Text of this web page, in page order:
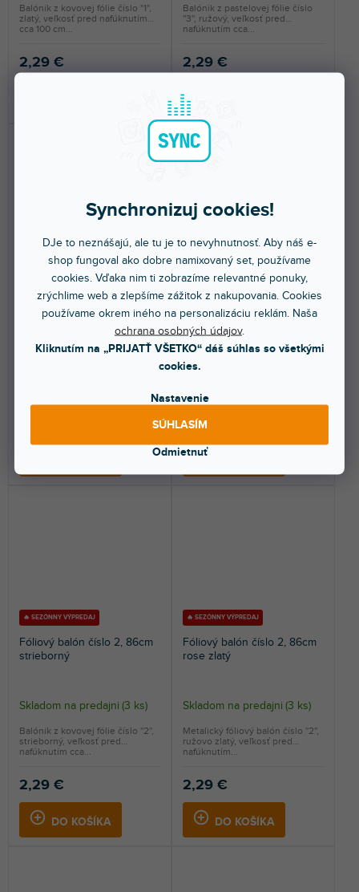
Synchronizuj cookies!
DJe to neznášajú, ale tu je to nevyhnutnosť. Aby náš e-
shop fungoval ako dobre namixovaný set, používame
cookies. Vďaka nim ti zobrazíme relevantné ponuky,
zrýchlime web a zlepšíme zážitok z nakupovania. Cookies
používame okrem iného na personalizáciu reklám. Naša
ochrana osobných údajov.
Kliknutím na „PRIJATŤ VŠETKO“ dáš súhlas so všetkými
cookies.
Nastavenie
Odmietnuť
SÚHLASÍM
2,29 €
Balónik z kovovej fólie číslo "1",
zlatý, veľkosť pred nafúknutím
cca 100 cm...
2,29 €
Balónik z pastelovej fólie číslo
''3'', ružový, veľkosť pred
nafúknutím cca...
🔥 SEZÓNNY VÝPREDAJ
Fóliový balón číslo 5, 86cm
zlatý
Skladom na predajni(5 ks)
🔥 SEZÓNNY VÝPREDAJ
Fóliový balón číslo 1, 86cm
strieborný
Skladom na predajni(3 ks)
2,29 €
Balónik z metalickej fólie číslo
🔥 SEZÓNNY VÝPREDAJ
Fóliový balón číslo 2, 86cm
strieborný
Skladom na predajni (3 ks)
2,29 €
DO KOŠÍKA
Balónik z kovovej fólie číslo ''2'',
strieborný, veľkosť pred
nafúknutím cca...
🔥 SEZÓNNY VÝPREDAJ
Fóliový balón číslo 2, 86cm
rose zlatý
Skladom na predajni (3 ks)
2,29 €
DO KOŠÍKA
Metalický fóliový balón číslo ''2'',
ružovo zlatý, veľkosť pred
nafúknutím...